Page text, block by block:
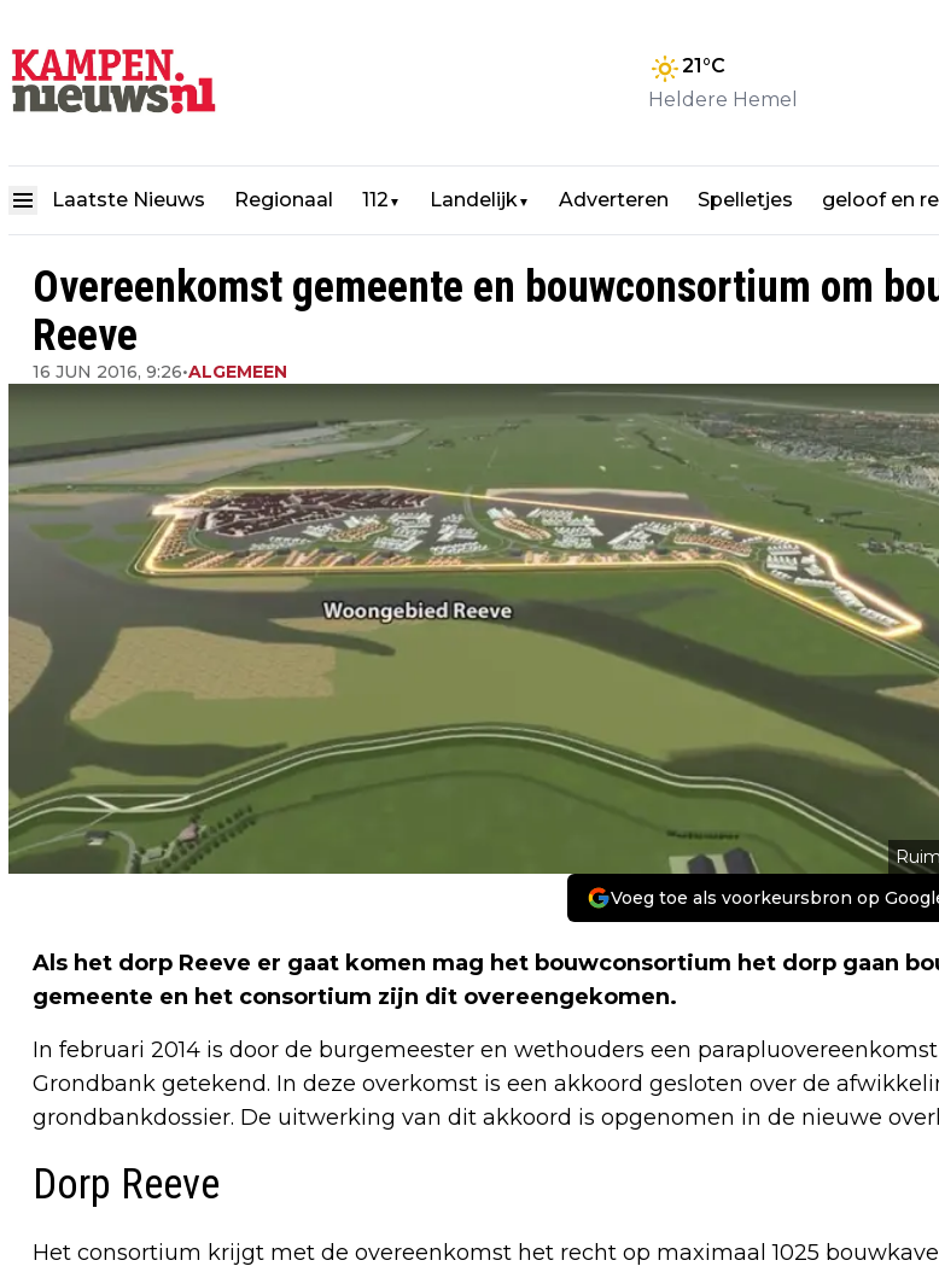
21°C
Heldere Hemel
Laatste Nieuws Regionaal 112 ▼ Landelijk▼ Adverteren Spelletjes geloof en
Overeenkomst gemeente en bouwconsortium om
Reeve
16 JUN 2016, 9:26•ALGEMEEN
Voeg toe als voorkeursbron op
Als het dorp Reeve er gaat komen mag het bouwconsortium het dorp gaan
gemeente en het consortium zijn dit overeengekomen.
In februari 2014 is door de burgemeester en wethouders een parapluovereenkomst
Grondbank getekend. In deze overkomst is een akkoord gesloten over de
grondbankdossier. De uitwerking van dit akkoord is opgenomen in de nieuwe
Dorp Reeve
Het consortium krijgt met de overeenkomst het recht op maximaal 1025